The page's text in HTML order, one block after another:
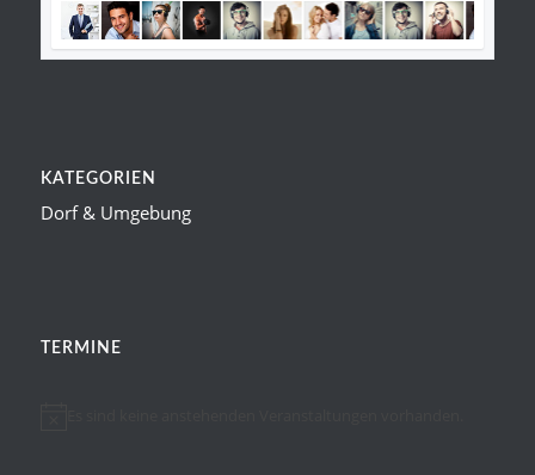
KATEGORIEN
Dorf & Umgebung
TERMINE